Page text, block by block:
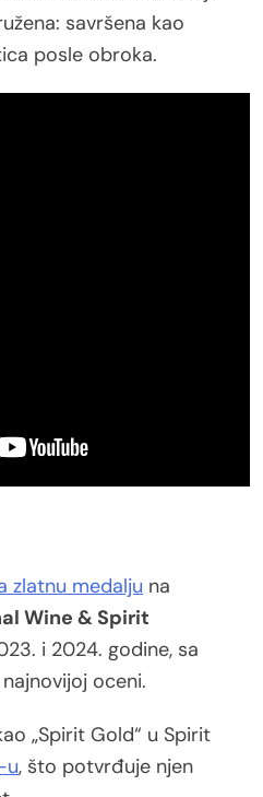
savršena kao
posle obroka.
zlatnu medalju na
Wine & Spirit
i 2024. godine, sa
oceni.
„Spirit Gold“ u Spirit
u, što potvrđuje njen